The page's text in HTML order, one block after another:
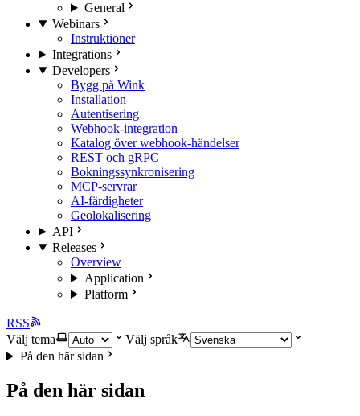
General
Webinars
Instruktioner
Integrations
Developers
Bygg på Wink
Installation
Autentisering
Webhook-integration
Katalog över webhook-händelser
REST och gRPC
Bokningssynkronisering
MCP-servrar
AI-färdigheter
Geolokalisering
API
Releases
Overview
Application
Platform
RSS
Välj tema
Välj språk
På den här sidan
På den här sidan